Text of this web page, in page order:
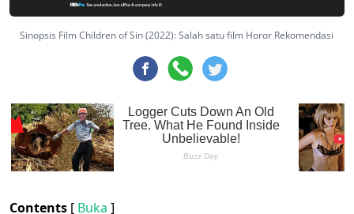
Sinopsis Film Children of Sin (2022): Salah satu film Horor Rekomendasi
Contents [ Buka ]